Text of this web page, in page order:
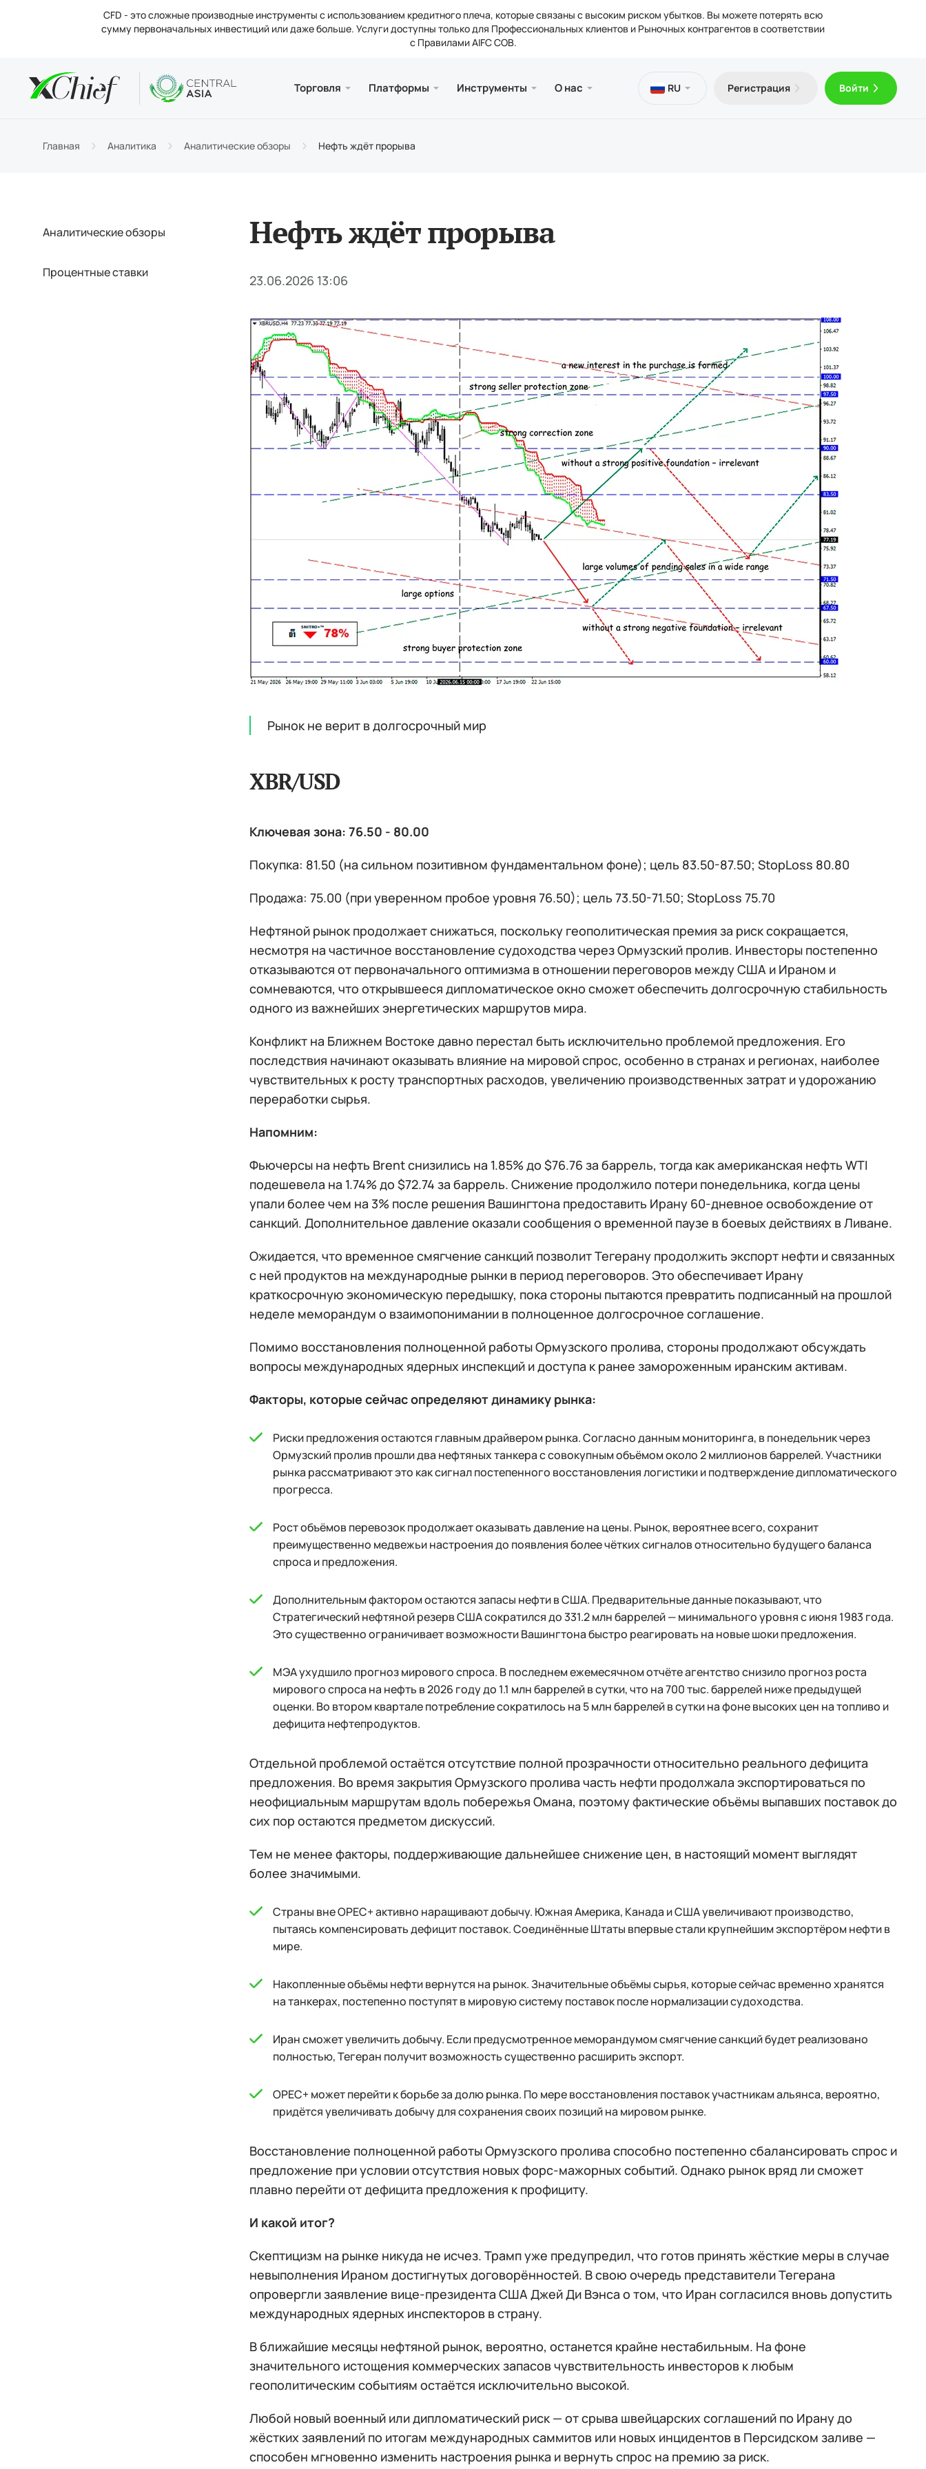
CFD - это сложные производные инструменты с использованием кредитного плеча, которые связаны с высоким риском убытков. Вы можете потерять всю
сумму первоначальных инвестиций или даже больше. Услуги доступны только для Профессиональных клиентов и Рыночных контрагентов в соответствии
с Правилами AIFC COB.
Торговля
Условия
Торговые инструменты
Бесплатный VPS
Платформы
Десктоп и веб версия
MetaTrader 5 Веб-терминал
MetaTrader 5 для Android
Инструменты
Аналитика
Процентные ставки
Библиотека
Статьи о трейдинге
О нас
О компании
Контакты
Юридическая информация
Лицензии
RU Регистрация Войти
Главная Аналитика Аналитические обзоры Нефть ждёт прорыва
Аналитические обзоры
Процентные ставки
Нефть ждёт прорыва
23.06.2026 13:06
Рынок не верит в долгосрочный мир
XBR/USD
Ключевая зона: 76.50 - 80.00
Покупка: 81.50 (на сильном позитивном фундаментальном фоне); цель 83.50-87.50; StopLoss 80.80
Продажа: 75.00 (при уверенном пробое уровня 76.50); цель 73.50-71.50; StopLoss 75.70
Нефтяной рынок продолжает снижаться, поскольку геополитическая премия за риск сокращается,
несмотря на частичное восстановление судоходства через Ормузский пролив. Инвесторы постепенно
отказываются от первоначального оптимизма в отношении переговоров между США и Ираном и
сомневаются, что открывшееся дипломатическое окно сможет обеспечить долгосрочную стабильность
одного из важнейших энергетических маршрутов мира.
Конфликт на Ближнем Востоке давно перестал быть исключительно проблемой предложения. Его
последствия начинают оказывать влияние на мировой спрос, особенно в странах и регионах, наиболее
чувствительных к росту транспортных расходов, увеличению производственных затрат и удорожанию
переработки сырья.
Напомним:
Фьючерсы на нефть Brent снизились на 1.85% до $76.76 за баррель, тогда как американская нефть WTI
подешевела на 1.74% до $72.74 за баррель. Снижение продолжило потери понедельника, когда цены
упали более чем на 3% после решения Вашингтона предоставить Ирану 60-дневное освобождение от
санкций. Дополнительное давление оказали сообщения о временной паузе в боевых действиях в Ливане.
Ожидается, что временное смягчение санкций позволит Тегерану продолжить экспорт нефти и связанных
с ней продуктов на международные рынки в период переговоров. Это обеспечивает Ирану
краткосрочную экономическую передышку, пока стороны пытаются превратить подписанный на прошлой
неделе меморандум о взаимопонимании в полноценное долгосрочное соглашение.
Помимо восстановления полноценной работы Ормузского пролива, стороны продолжают обсуждать
вопросы международных ядерных инспекций и доступа к ранее замороженным иранским активам.
Факторы, которые сейчас определяют динамику рынка:
Риски предложения остаются главным драйвером рынка. Согласно данным мониторинга, в понедельник через
Ормузский пролив прошли два нефтяных танкера с совокупным объёмом около 2 миллионов баррелей. Участники
рынка рассматривают это как сигнал постепенного восстановления логистики и подтверждение дипломатического
прогресса.
Рост объёмов перевозок продолжает оказывать давление на цены. Рынок, вероятнее всего, сохранит
преимущественно медвежьи настроения до появления более чётких сигналов относительно будущего баланса
спроса и предложения.
Дополнительным фактором остаются запасы нефти в США. Предварительные данные показывают, что
Стратегический нефтяной резерв США сократился до 331.2 млн баррелей — минимального уровня с июня 1983 года.
Это существенно ограничивает возможности Вашингтона быстро реагировать на новые шоки предложения.
МЭА ухудшило прогноз мирового спроса. В последнем ежемесячном отчёте агентство снизило прогноз роста
мирового спроса на нефть в 2026 году до 1.1 млн баррелей в сутки, что на 700 тыс. баррелей ниже предыдущей
оценки. Во втором квартале потребление сократилось на 5 млн баррелей в сутки на фоне высоких цен на топливо и
дефицита нефтепродуктов.
Отдельной проблемой остаётся отсутствие полной прозрачности относительно реального дефицита
предложения. Во время закрытия Ормузского пролива часть нефти продолжала экспортироваться по
неофициальным маршрутам вдоль побережья Омана, поэтому фактические объёмы выпавших поставок до
сих пор остаются предметом дискуссий.
Тем не менее факторы, поддерживающие дальнейшее снижение цен, в настоящий момент выглядят
более значимыми.
Страны вне OPEC+ активно наращивают добычу. Южная Америка, Канада и США увеличивают производство,
пытаясь компенсировать дефицит поставок. Соединённые Штаты впервые стали крупнейшим экспортёром нефти в
мире.
Накопленные объёмы нефти вернутся на рынок. Значительные объёмы сырья, которые сейчас временно хранятся
на танкерах, постепенно поступят в мировую систему поставок после нормализации судоходства.
Иран сможет увеличить добычу. Если предусмотренное меморандумом смягчение санкций будет реализовано
полностью, Тегеран получит возможность существенно расширить экспорт.
OPEC+ может перейти к борьбе за долю рынка. По мере восстановления поставок участникам альянса, вероятно,
придётся увеличивать добычу для сохранения своих позиций на мировом рынке.
Восстановление полноценной работы Ормузского пролива способно постепенно сбалансировать спрос и
предложение при условии отсутствия новых форс-мажорных событий. Однако рынок вряд ли сможет
плавно перейти от дефицита предложения к профициту.
И какой итог?
Скептицизм на рынке никуда не исчез. Трамп уже предупредил, что готов принять жёсткие меры в случае
невыполнения Ираном достигнутых договорённостей. В свою очередь представители Тегерана
опровергли заявление вице-президента США Джей Ди Вэнса о том, что Иран согласился вновь допустить
международных ядерных инспекторов в страну.
В ближайшие месяцы нефтяной рынок, вероятно, останется крайне нестабильным. На фоне
значительного истощения коммерческих запасов чувствительность инвесторов к любым
геополитическим событиям остаётся исключительно высокой.
Любой новый военный или дипломатический риск — от срыва швейцарских соглашений по Ирану до
жёстких заявлений по итогам международных саммитов или новых инцидентов в Персидском заливе —
способен мгновенно изменить настроения рынка и вернуть спрос на премию за риск.